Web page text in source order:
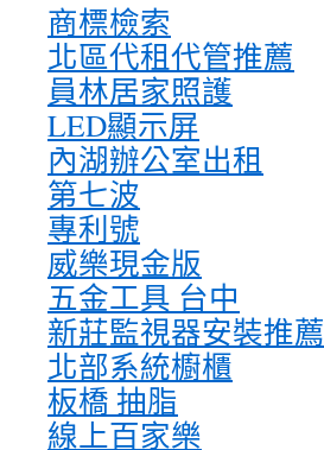
商標檢索
北區代租代管推薦
員林居家照護
LED顯示屏
內湖辦公室出租
第七波
專利號
威樂現金版
五金工具 台中
新莊監視器安裝推薦
北部系統櫥櫃
板橋 抽脂
線上百家樂